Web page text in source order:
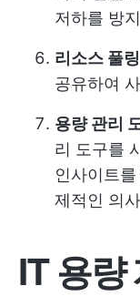
저하를 방
리소스 풀
공유하여
용량 관리
리 도구를
인사이트
제적인 의
IT 용량